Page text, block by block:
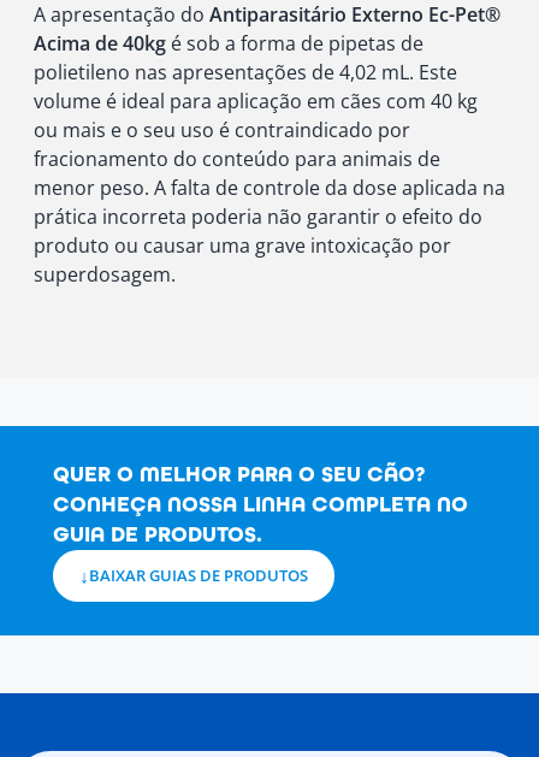
A apresentação do Antiparasitário Externo Ec-Pet®
Acima de 40kg é sob a forma de pipetas de
polietileno nas apresentações de 4,02 mL. Este
volume é ideal para aplicação em cães com 40 kg
ou mais e o seu uso é contraindicado por
fracionamento do conteúdo para animais de
menor peso. A falta de controle da dose aplicada na
prática incorreta poderia não garantir o efeito do
produto ou causar uma grave intoxicação por
superdosagem.
QUER O MELHOR PARA O SEU CÃO?
CONHEÇA NOSSA LINHA COMPLETA NO
GUIA DE PRODUTOS.
BAIXAR GUIAS DE PRODUTOS